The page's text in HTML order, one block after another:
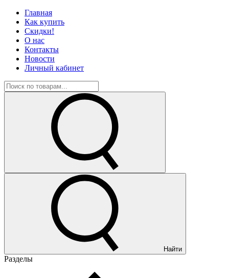
Главная
Как купить
Скидки!
О нас
Контакты
Новости
Личный кабинет
Найти
Разделы